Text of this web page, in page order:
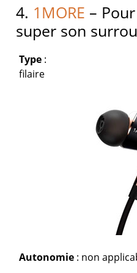
4. 1MORE –
super son
Type :
filaire
Autonomie : non